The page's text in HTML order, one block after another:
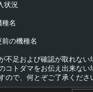
状況
種名
前の機種名
不足および確認が取れない
コトダマをお伝え出来ない
ので、何とぞご了承くださ